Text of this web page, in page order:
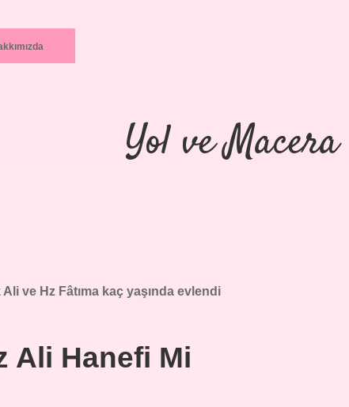
Yol ve Macera
Ali ve Hz Fâtıma kaç yaşında evlendi
Ali Hanefi Mi